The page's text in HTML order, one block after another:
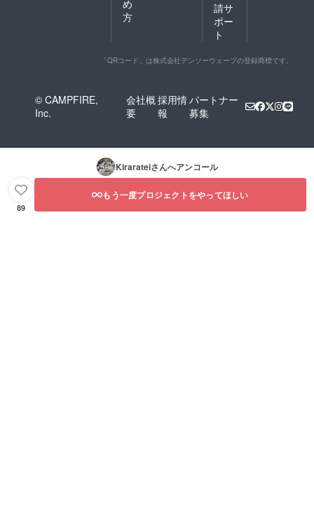
め
方
請サ
ポー
ト
「QRコード」は株式会社デンソーウェーブの登録商標です。
© CAMPFIRE,
Inc.
会社概
要
採用情
報
パートナー
募集
Kirarateiさんへアンコール
89
もう一度プロジェクトをやってほしい